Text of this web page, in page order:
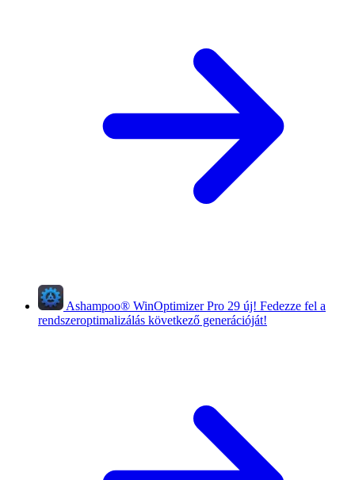
Ashampoo® WinOptimizer Pro 29 új! Fedezze fel a
rendszeroptimalizálás következő generációját!